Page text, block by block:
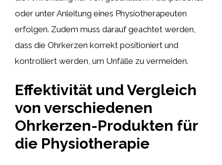
oder unter Anleitung eines Physiotherapeuten
erfolgen. Zudem muss darauf geachtet werden,
dass die Ohrkerzen korrekt positioniert und
kontrolliert werden, um Unfälle zu vermeiden.
Effektivität und Vergleich
von verschiedenen
Ohrkerzen-Produkten für
die Physiotherapie